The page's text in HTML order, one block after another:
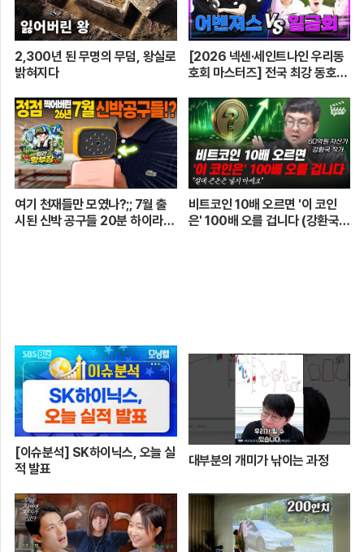
2,300년 된 무명의 무덤, 왕실로
밝혀지다
[2026 넥센·세인트나인 우리동
호회 마스터즈] 전국 최강 동호회
움 어벤져스 vs 일금회 | 16강 1
경기
여기 천재들만 모였나?;; 7월 출
시된 신박 공구들 20분 하이라이
비트코인 10배 오르면 '이 코인
은' 100배 오를 겁니다 (강환국
[이슈분석] SK하이닉스, 오늘 실
적 발표
대부분의 개미가 낚이는 과정